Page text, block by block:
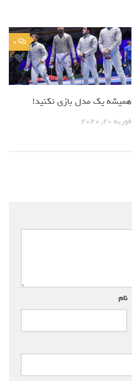
0
همیشه یک مدل بازی نکنید!
فوریه 20, 2020
نام